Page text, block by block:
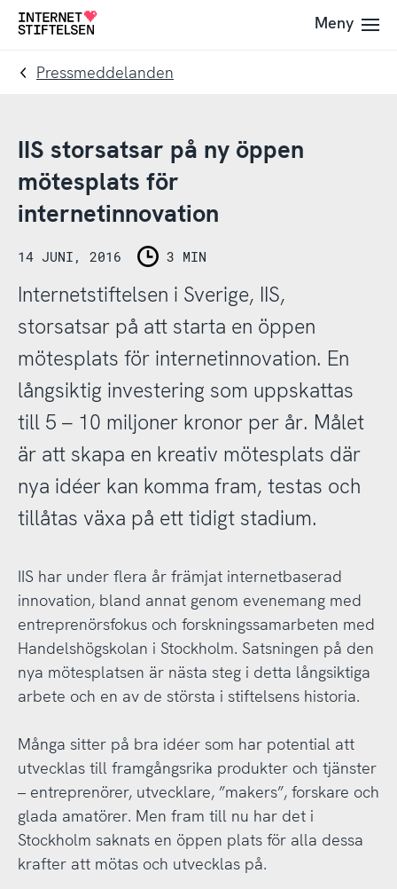
Till
navigering
Till
innehåll
Till
Meny
Pressmeddelanden
IIS storsatsar på ny öppen
mötesplats för
internetinnovation
14 JUNI, 2016 3 MIN
Internetstiftelsen i Sverige, IIS,
storsatsar på att starta en öppen
mötesplats för internetinnovation. En
långsiktig investering som uppskattas
till 5 – 10 miljoner kronor per år. Målet
är att skapa en kreativ mötesplats där
nya idéer kan komma fram, testas och
tillåtas växa på ett tidigt stadium.
IIS har under flera år främjat internetbaserad
innovation, bland annat genom evenemang med
entreprenörsfokus och forskningssamarbeten med
Handelshögskolan i Stockholm. Satsningen på den
nya mötesplatsen är nästa steg i detta långsiktiga
arbete och en av de största i stiftelsens historia.
Många sitter på bra idéer som har potential att
utvecklas till framgångsrika produkter och tjänster
– entreprenörer, utvecklare, ”makers”, forskare och
glada amatörer. Men fram till nu har det i
Stockholm saknats en öppen plats för alla dessa
krafter att mötas och utvecklas på.